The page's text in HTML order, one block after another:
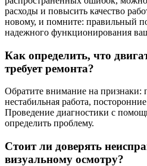
расходы и повысить качество
новому, и помните: правильный
надежного функционирования
Как определить, что
требует ремонта?
Обратите внимание на признаки:
нестабильная работа,
Проведение диагностики с
определить проблему.
Стоит ли доверять
визуальному осмотру?